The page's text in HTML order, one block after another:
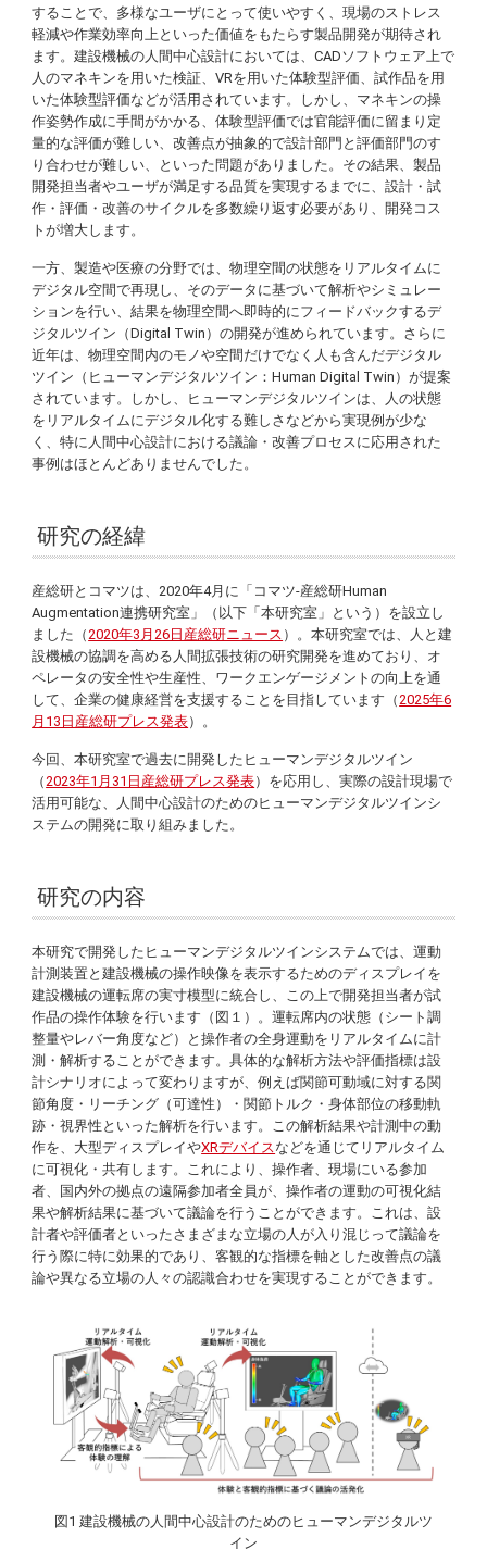
することで、多様なユーザにとって使いやすく、現場のストレス
軽減や作業効率向上といった価値をもたらす製品開発が期待され
ます。建設機械の人間中心設計においては、CADソフトウェア上で
人のマネキンを用いた検証、VRを用いた体験型評価、試作品を用
いた体験型評価などが活用されています。しかし、マネキンの操
作姿勢作成に手間がかかる、体験型評価では官能評価に留まり定
量的な評価が難しい、改善点が抽象的で設計部門と評価部門のす
り合わせが難しい、といった問題がありました。その結果、製品
開発担当者やユーザが満足する品質を実現するまでに、設計・試
作・評価・改善のサイクルを多数繰り返す必要があり、開発コス
トが増大します。
一方、製造や医療の分野では、物理空間の状態をリアルタイムに
デジタル空間で再現し、そのデータに基づいて解析やシミュレー
ションを行い、結果を物理空間へ即時的にフィードバックするデ
ジタルツイン（Digital Twin）の開発が進められています。さらに
近年は、物理空間内のモノや空間だけでなく人も含んだデジタル
ツイン（ヒューマンデジタルツイン：Human Digital Twin）が提案
されています。しかし、ヒューマンデジタルツインは、人の状態
をリアルタイムにデジタル化する難しさなどから実現例が少な
く、特に人間中心設計における議論・改善プロセスに応用された
事例はほとんどありませんでした。
研究の経緯
産総研とコマツは、2020年4月に「コマツ-産総研Human
Augmentation連携研究室」（以下「本研究室」という）を設立し
ました（ 2020年3月26日産総研ニュース ）。本研究室では、人と建
設機械の協調を高める人間拡張技術の研究開発を進めており、オ
ペレータの安全性や生産性、ワークエンゲージメントの向上を通
して、企業の健康経営を支援することを目指しています（ 2025年6
月13日産総研プレス発表）。
今回、本研究室で過去に開発したヒューマンデジタルツイン
（ 2023年1月31日産総研プレス発表）を応用し、実際の設計現場で
活用可能な、人間中心設計のためのヒューマンデジタルツインシ
ステムの開発に取り組みました。
研究の内容
本研究で開発したヒューマンデジタルツインシステムでは、運動
計測装置と建設機械の操作映像を表示するためのディスプレイを
建設機械の運転席の実寸模型に統合し、この上で開発担当者が試
作品の操作体験を行います（図１）。運転席内の状態（シート調
整量やレバー角度など）と操作者の全身運動をリアルタイムに計
測・解析することができます。具体的な解析方法や評価指標は設
計シナリオによって変わりますが、例えば関節可動域に対する関
節角度・リーチング（可達性）・関節トルク・身体部位の移動軌
跡・視界性といった解析を行います。この解析結果や計測中の動
作を、大型ディスプレイやXRデバイス などを通じてリアルタイム
に可視化・共有します。これにより、操作者、現場にいる参加
者、国内外の拠点の遠隔参加者全員が、操作者の運動の可視化結
果や解析結果に基づいて議論を行うことができます。これは、設
計者や評価者といったさまざまな立場の人が入り混じって議論を
行う際に特に効果的であり、客観的な指標を軸とした改善点の議
論や異なる立場の人々の認識合わせを実現することができます。
図1 建設機械の人間中心設計のためのヒューマンデジタルツ
イン